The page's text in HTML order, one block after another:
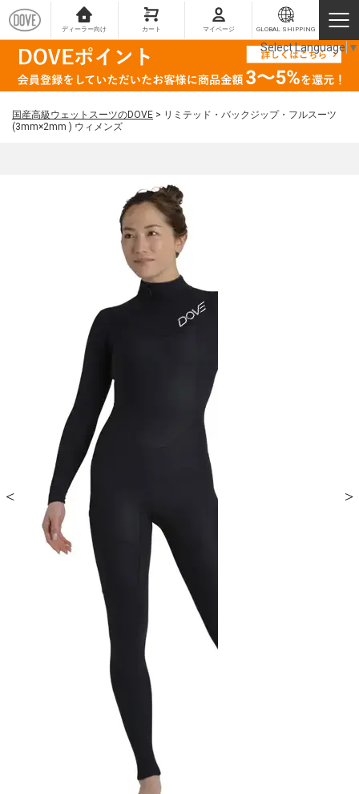
ディーラー向け カート マイページ GLOBAL SHIPPING
国産高級ウェットスーツのDOVE > リミテッド・バックジップ・フルスーツ
(3mm×2mm ) ウィメンズ
Select Language ▼